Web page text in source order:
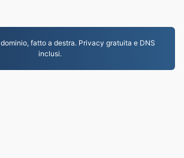
fatto a destra. Privacy gratuita e DNS
inclusi.